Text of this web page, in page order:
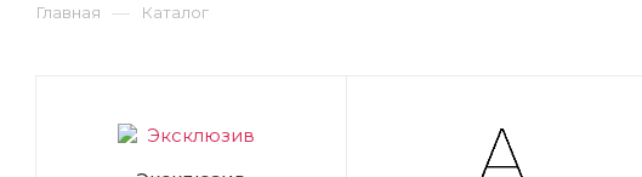
Главная — Каталог